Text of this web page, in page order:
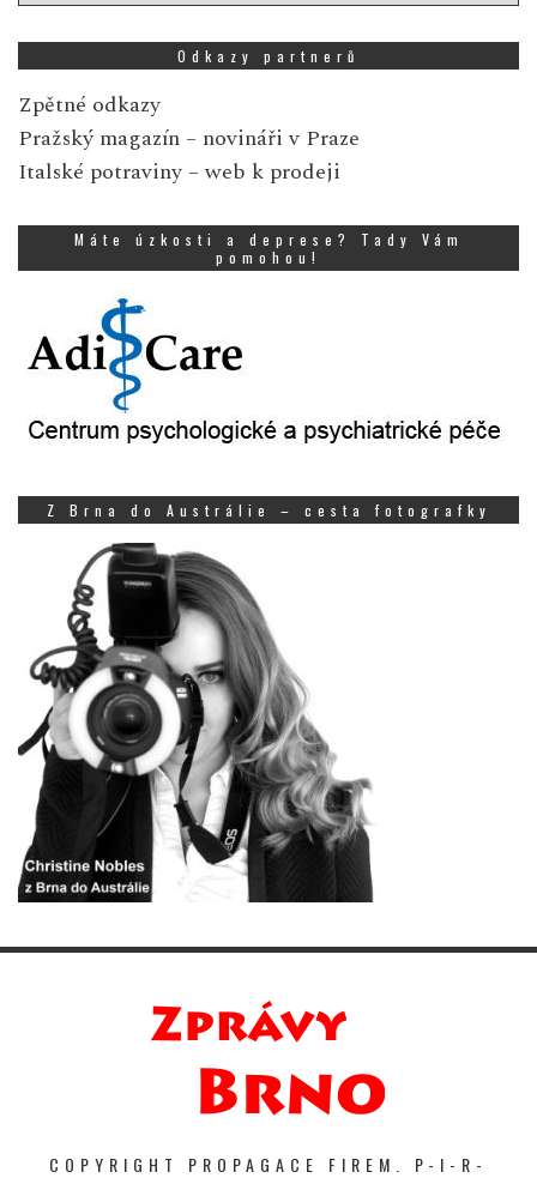
Odkazy partnerů
Zpětné odkazy
Pražský magazín – novináři v Praze
Italské potraviny – web k prodeji
Máte úzkosti a deprese? Tady Vám
pomohou!
Z Brna do Austrálie – cesta fotografky
COPYRIGHT PROPAGACE FIREM. P-I-R-